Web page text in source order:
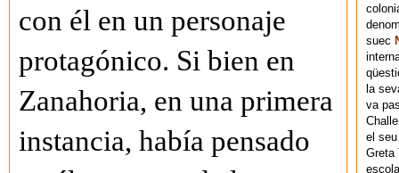
con él en un personaje
protagónico. Si bien en
Zanahoria, en una primera
instancia, había pensado
suec
la
va
el
Greta